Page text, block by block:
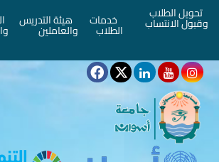
تحويل الطلاب
وقبول الانتساب خدمات
الطلاب
هيئة التدريس
والعاملين